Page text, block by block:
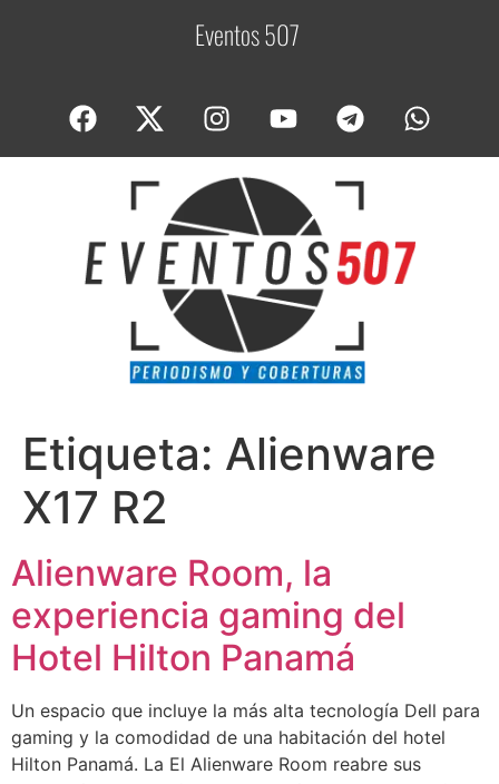
Eventos 507C
Etiqueta: Alienware
X17 R2
Alienware Room, la
experiencia gaming del
Hotel Hilton Panamá
Un espacio que incluye la más alta tecnología Dell para
gaming y la comodidad de una habitación del hotel
Hilton Panamá. La El Alienware Room reabre sus